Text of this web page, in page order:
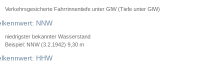
Verkehrsgesicherte Fahrrinnentiefe unter GlW (Tiefe unter GlW)
NNW
niedrigster bekannter Wasserstand
Beispiel: NNW (3.2.1942) 9,30 m
HHW